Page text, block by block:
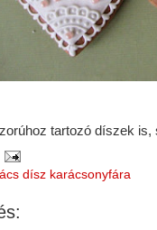
tartozó díszek
dísz karácsonyfára